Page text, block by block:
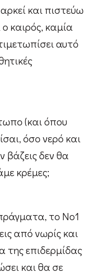
και πιστεύω
καιρός, καμία
αυτό
(και όπου
όσο νερό και
βάζεις δεν θα
κρέμες;
το Νο1
από νωρίς και
της επιδερμίδας
και θα σε